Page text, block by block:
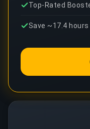
Top-Rated
Save ~17.4 hours